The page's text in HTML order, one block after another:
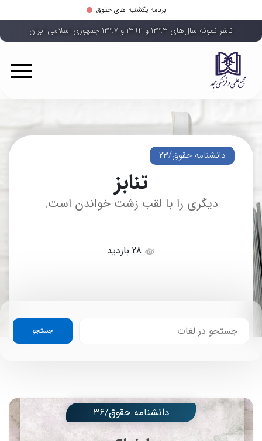
برنامه یکشنبه های حقوق
ناشر نمونه سال‌های ۱۳۹۳ و ۱۳۹۴ و ۱۳۹۷ جمهوری اسلامی ایران
دانشنامه حقوق/۲۳
تنابز
دیگری را با لقب زشت خواندن است.
جستجو
دانشنامه حقوق/۳۶